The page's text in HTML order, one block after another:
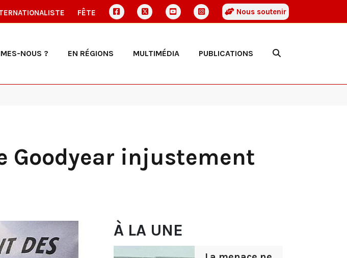
FÊTE Nous soutenir
NOUS ? EN RÉGIONS MULTIMÉDIA PUBLICATIONS
Goodyear injustement
À LA UNE